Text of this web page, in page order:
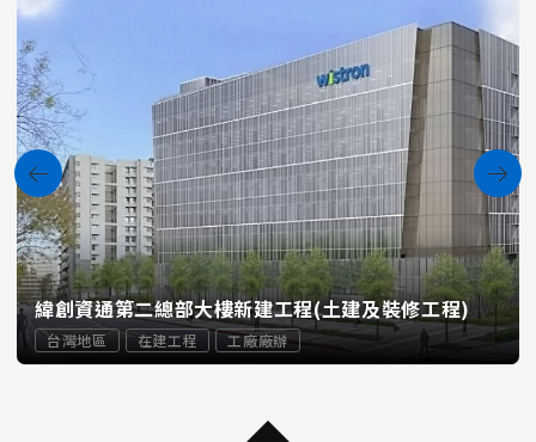
緯創資通第二總部大樓新建工程(土建及裝修工程)
台灣地區 在建工程 工廠廠辦